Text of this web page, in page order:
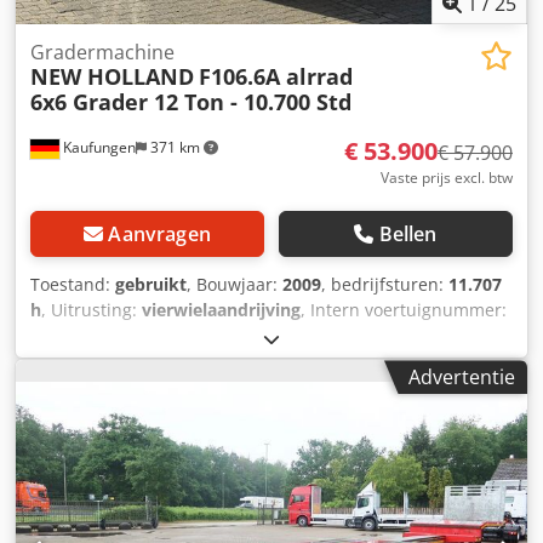
Kaufungen 371 km
Gradermachine
NEW HOLLAND F106.6A alrrad
6x6 Grader 12 Ton - 10.700 Std
€ 53.900€ 57.900
Vaste prijs excl. btw
Aanvragen Bellen
Toestand: gebruikt, Bouwjaar: 2009, bedrijfsturen: 11.707
h, Uitrusting: vierwielaandrijving, Intern voertuignummer:
G300381 Per direct beschikbaar op ons terrein in
Kaufungen. Meer informatie: ? Luis Lucena ? Viktoria
vierwielaangedreven egaliseermachine | ca. 12 ton |
Bouwjaar 2009 Te koop aangeboden: een gebruikte New
Holland F106.6A egaliseermachine uit het bouwjaar 2009.
De machine is uitgerust met een 6x6 vierwielaandrijving
en een operationeel gewicht van circa 12 ton. De
Advertentie